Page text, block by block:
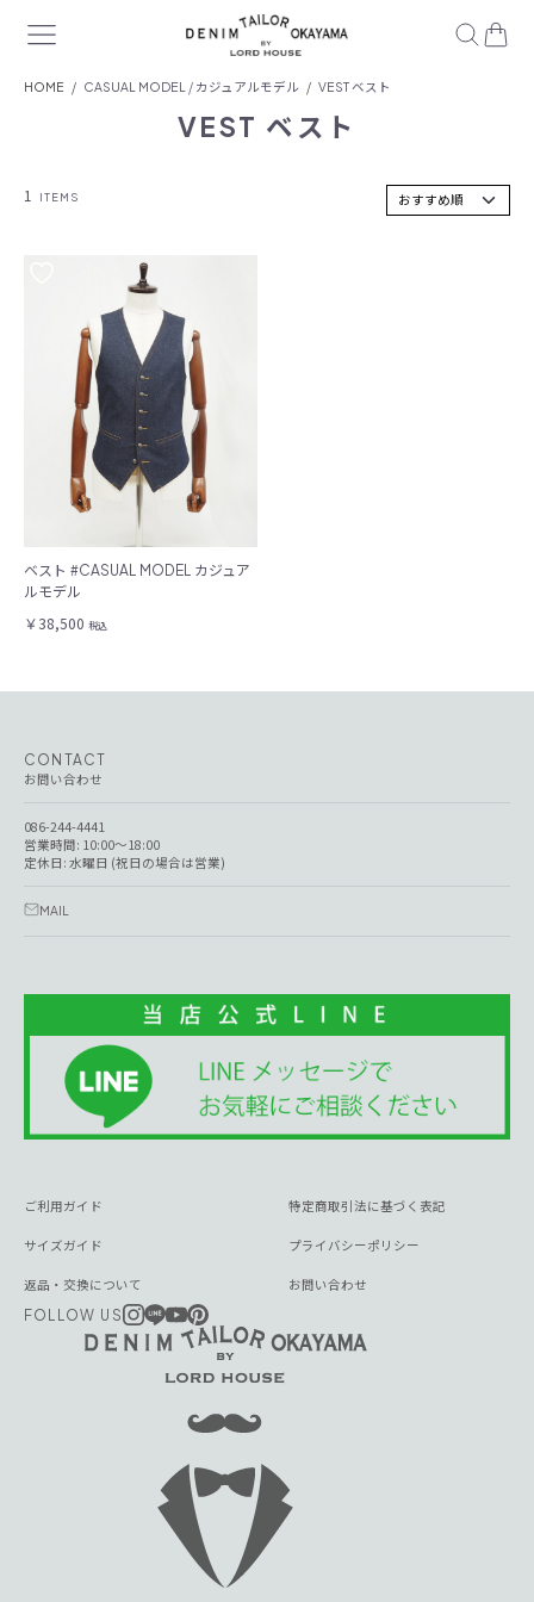
HOME CASUAL MODEL / カジュアルモデル VEST ベスト
VEST ベスト
1 ITEMS
ベスト #CASUAL MODEL カジュア
ルモデル
￥38,500 税込
CONTACT
お問い合わせ
086-244-4441
営業時間: 10:00～18:00
定休日: 水曜日 (祝日の場合は営業)
MAIL
FOLLOW US
ご利用ガイド
サイズガイド
返品・交換について
特定商取引法に基づく表記
プライバシーポリシー
お問い合わせ